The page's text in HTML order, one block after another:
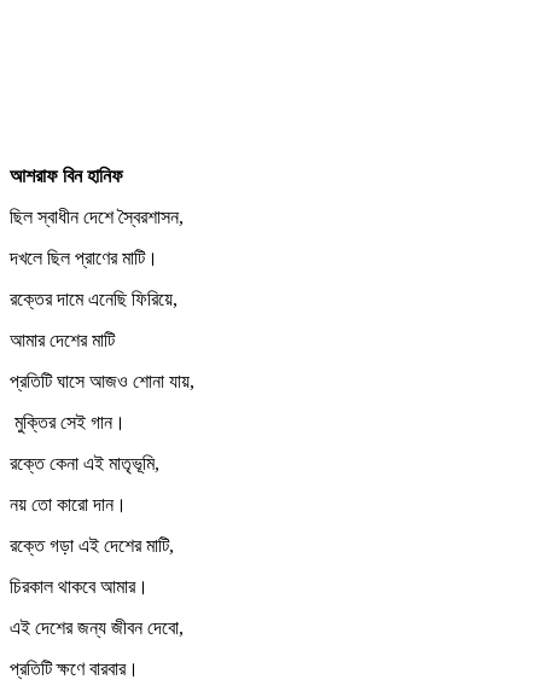
আশরাফ বিন হানিফ
ছিল স্বাধীন দেশে স্বৈরশাসন,
দখলে ছিল প্রাণের মাটি।
রক্তের দামে এনেছি ফিরিয়ে,
আমার দেশের মাটি
প্রতিটি ঘাসে আজও শোনা যায়,
মুক্তির সেই গান।
রক্তে কেনা এই মাতৃভূমি,
নয় তো কারো দান।
রক্তে গড়া এই দেশের মাটি,
চিরকাল থাকবে আমার।
এই দেশের জন্য জীবন দেবো,
প্রতিটি ক্ষণে বারবার।